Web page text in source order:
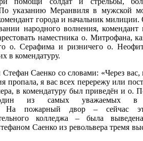
указанию Меранвиля в мужской
города и начальник
народного волнения, комендант
наместника о. Митрофана,
о. Серафима и ризничего о.
в комендатуру.
Саенко со словами: «Через вас,
пропала, я вас всех перережу или
в комендатуру был приведён и о.
из самых уважаемых в
На пожарный двор – сейчас
колледжа – была
Саенко из револьвера тремя